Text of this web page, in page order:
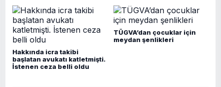
Hakkında icra takibi
başlatan avukatı katletmişti.
İstenen ceza belli oldu
TÜGVA’dan çocuklar için
meydan şenlikleri